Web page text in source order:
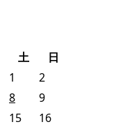
土
日
1
2
8
9
15
16